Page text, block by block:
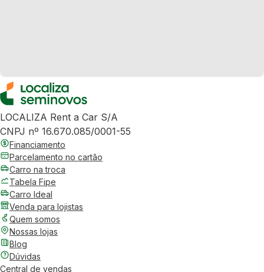
LOCALIZA Rent a Car S/A
CNPJ nº 16.670.085/0001-55
Financiamento
Parcelamento no cartão
Carro na troca
Tabela Fipe
Carro Ideal
Venda para lojistas
Quem somos
Nossas lojas
Blog
Dúvidas
Central de vendas